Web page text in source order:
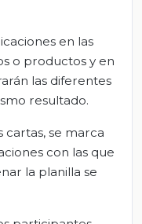
en las
o productos y en
las diferentes
resultado.
cartas, se marca
con las que
la planilla se